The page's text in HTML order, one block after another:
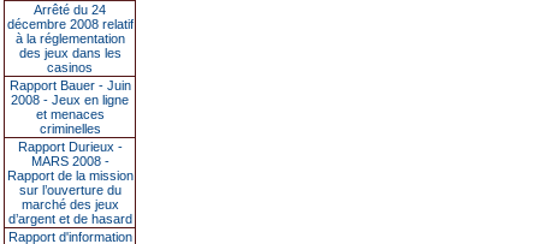
Arrêté du 24
décembre 2008 relatif
à la réglementation
des jeux dans les
casinos
Rapport Bauer - Juin
2008 - Jeux en ligne
et menaces
criminelles
Rapport Durieux -
MARS 2008 -
Rapport de la mission
sur l’ouverture du
marché des jeux
d’argent et de hasard
Rapport d'information